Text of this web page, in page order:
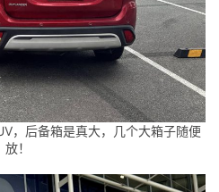
，后备箱是真大，几个大箱子随便
放！